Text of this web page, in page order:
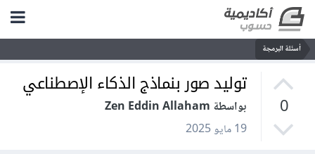
أسئلة البرمجة
0
توليد صور بنماذج الذكاء الإصطناعي
بواسطة Zen Eddin Allaham
19 مايو 2025